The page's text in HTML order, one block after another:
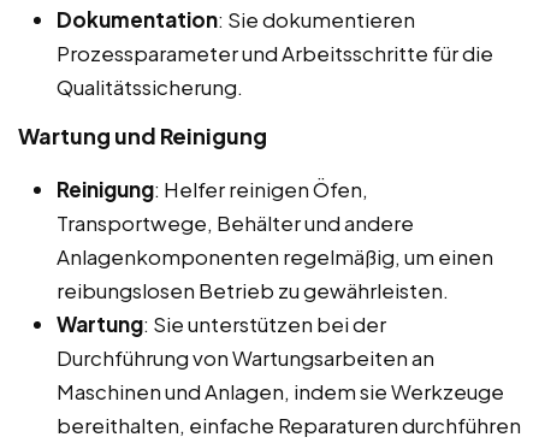
Dokumentation: Sie dokumentieren
Prozessparameter und Arbeitsschritte für die
Qualitätssicherung.
Wartung und Reinigung
Reinigung: Helfer reinigen Öfen,
Transportwege, Behälter und andere
Anlagenkomponenten regelmäßig, um einen
reibungslosen Betrieb zu gewährleisten.
Wartung: Sie unterstützen bei der
Durchführung von Wartungsarbeiten an
Maschinen und Anlagen, indem sie Werkzeuge
bereithalten, einfache Reparaturen durchführen